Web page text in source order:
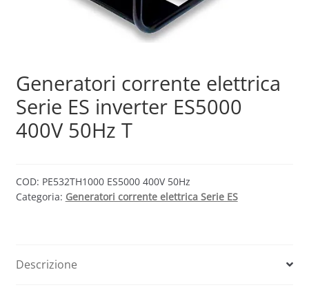
Generatori corrente elettrica
Serie ES inverter ES5000
400V 50Hz T
COD: PE532TH1000 ES5000 400V 50Hz
Categoria: Generatori corrente elettrica Serie ES
Descrizione